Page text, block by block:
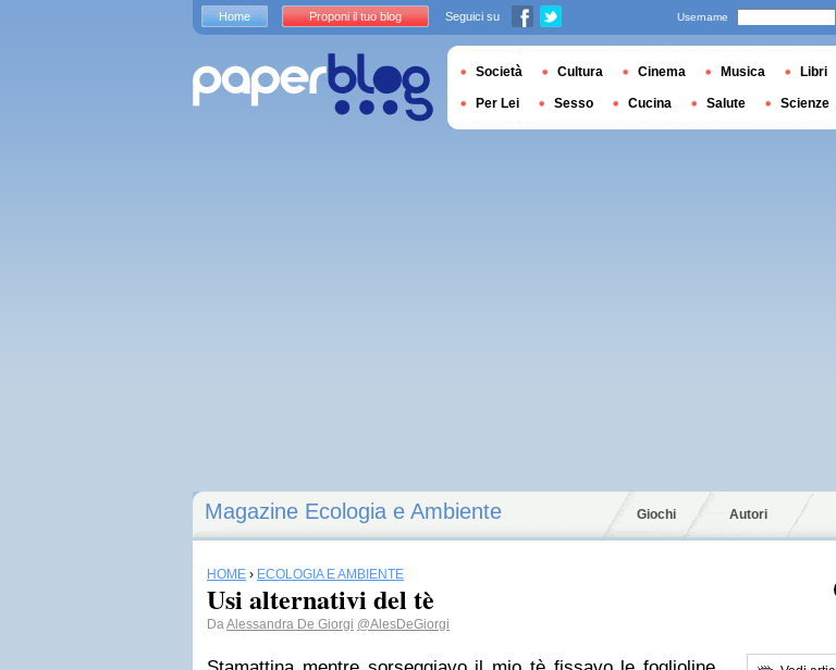
Magazine Ecologia e Ambiente Giochi Autori
HOME › ECOLOGIA E AMBIENTE
Usi alternativi del tè
DaAlessandra De Giorgi @AlesDeGiorgi
Home Proponi il tuo blog Seguici su Username
Società Cultura Cinema Musica Libri
Per Lei Sesso Cucina Salute Scienze